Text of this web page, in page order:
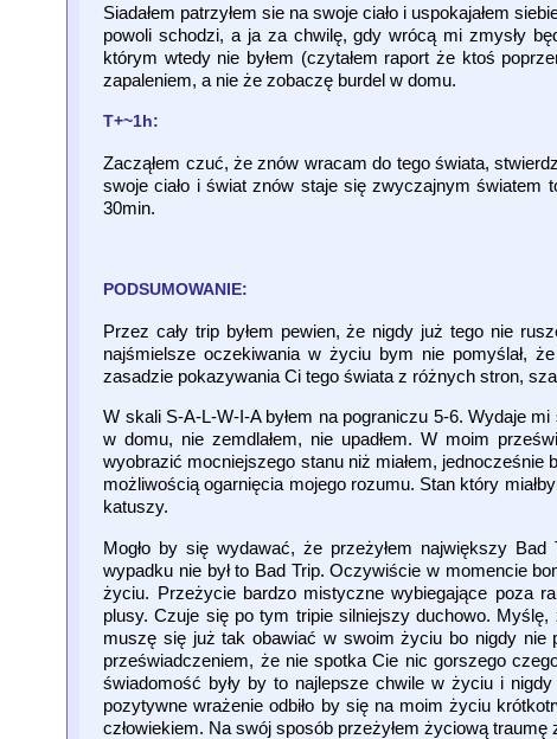
Siadałem patrzyłem sie na swoje ciało i uspokajałem
powoli schodzi, a ja za chwilę, gdy wrócą mi zmysły
którym wtedy nie byłem (czytałem raport że ktoś
zapaleniem, a nie że zobaczę burdel w domu.
T+~1h:
Zacząłem czuć, że znów wracam do tego świata,
swoje ciało i świat znów staje się zwyczajnym światem
30min.
PODSUMOWANIE:
Przez cały trip byłem pewien, że nigdy już tego nie
najśmielsze oczekiwania w życiu bym nie pomyślał,
zasadzie pokazywania Ci tego świata z różnych stron,
W skali S-A-L-W-I-A byłem na pograniczu 5-6. Wydaje
w domu, nie zemdlałem, nie upadłem. W moim
wyobrazić mocniejszego stanu niż miałem, jednocześnie
możliwością ogarnięcia mojego rozumu. Stan który
katuszy.
Mogło by się wydawać, że przeżyłem największy
wypadku nie był to Bad Trip. Oczywiście w momencie
życiu. Przeżycie bardzo mistyczne wybiegające poza
plusy. Czuje się po tym tripie silniejszy duchowo.
muszę się już tak obawiać w swoim życiu bo nigdy
przeświadczeniem, że nie spotka Cie nic gorszego
świadomość były by to najlepsze chwile w życiu i
pozytywne wrażenie odbiło by się na moim życiu
człowiekiem. Na swój sposób przeżyłem życiową traumę